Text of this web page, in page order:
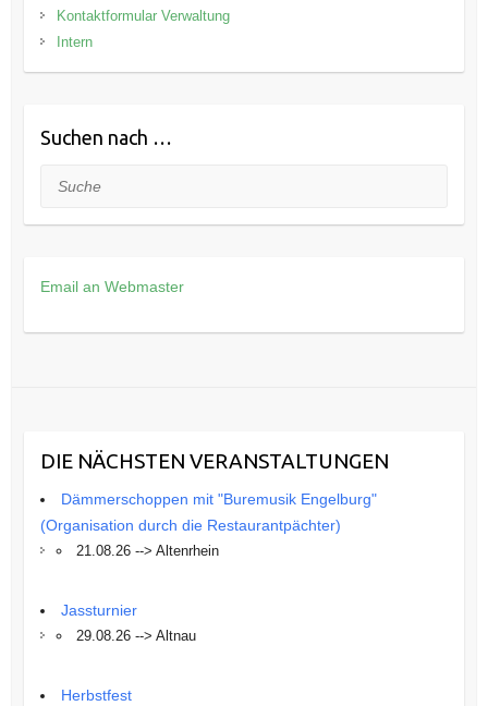
Kontaktformular Verwaltung
Intern
Suchen nach …
Suche
Email an Webmaster
DIE NÄCHSTEN VERANSTALTUNGEN
Dämmerschoppen mit "Buremusik Engelburg"
(Organisation durch die Restaurantpächter)
21.08.26 --> Altenrhein
Jassturnier
29.08.26 --> Altnau
Herbstfest